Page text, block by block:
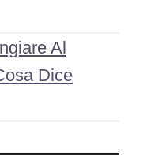
Al
Dice